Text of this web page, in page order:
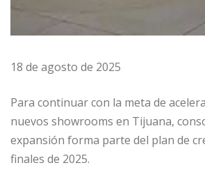
18 de agosto de 2025
Para continuar con la meta de
nuevos showrooms en Tijuana,
expansión forma parte del plan de
finales de 2025.